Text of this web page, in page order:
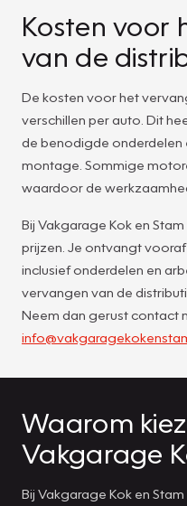
Kosten voor
van de
De kosten voor het
verschillen per auto. Dit
de benodigde onderdelen
montage. Sommige
waardoor de
Bij Vakgarage Kok en
prijzen. Je ontvangt
inclusief onderdelen en
vervangen van de
Neem dan gerust contact
Waarom
Vakgarage
Bij Vakgarage Kok en